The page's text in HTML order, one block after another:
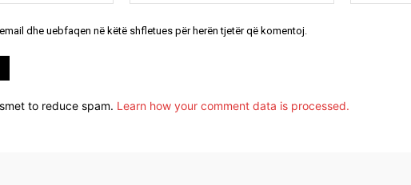
dhe uebfaqen në këtë shfletues për herën tjetër që komentoj.
to reduce spam. Learn how your comment data is processed.